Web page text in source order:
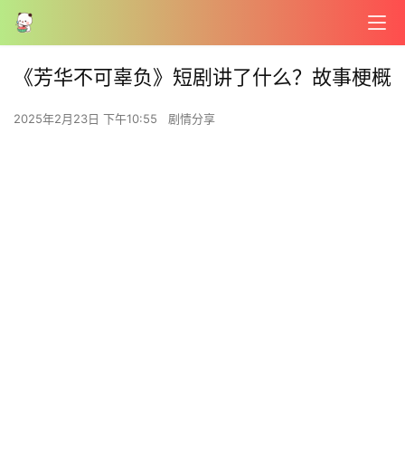
《芳华不可辜负》短剧讲了什么？故事梗概
2025年2月23日 下午10:55 剧情分享